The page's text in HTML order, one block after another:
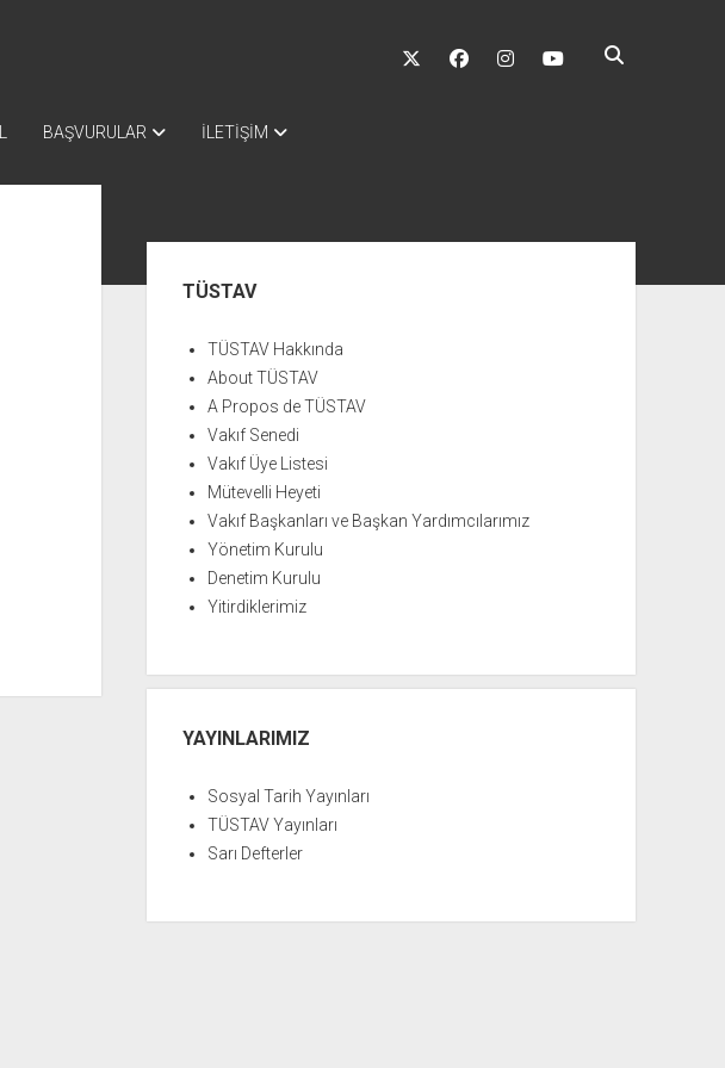
twitter facebookinstagramyoutube
BAŞVURULAR İLETİŞİM
MenüTÜSTAV
TÜSTAV Hakkında
About TÜSTAV
A Propos de TÜSTAV
Vakıf Senedi
Vakıf Üye Listesi
Mütevelli Heyeti
Vakıf Başkanları ve Başkan Yardımcılarımız
Yönetim Kurulu
Denetim Kurulu
Yitirdiklerimiz
YAYINLARIMIZ
Sosyal Tarih Yayınları
TÜSTAV Yayınları
Sarı Defterler